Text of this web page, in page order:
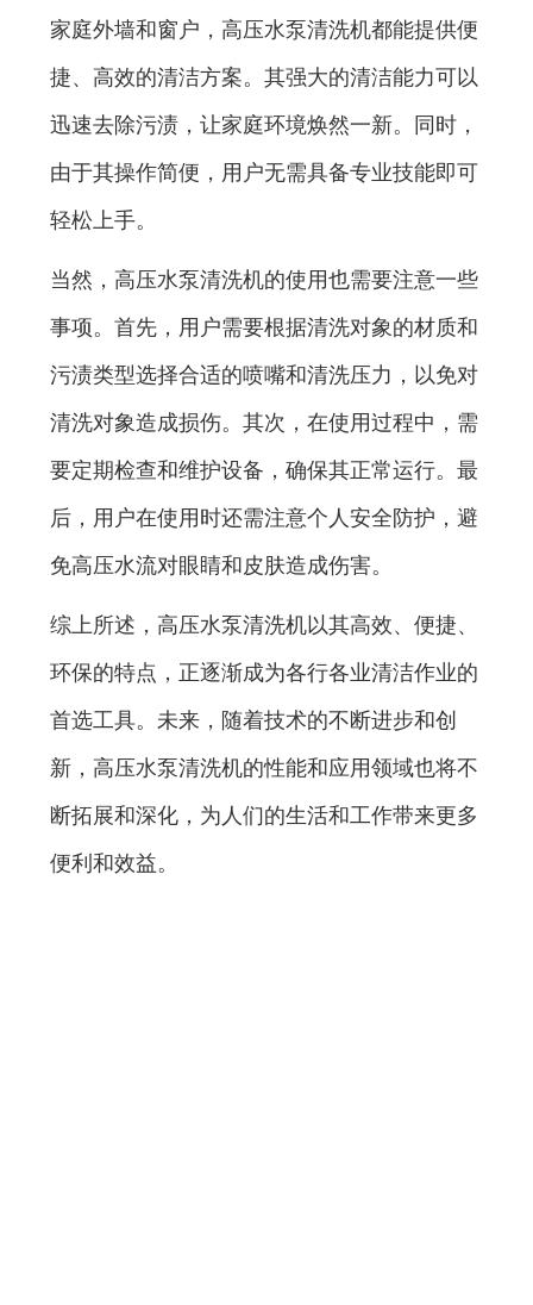
家庭外墙和窗户，高压水泵清洗机都能提供便
捷、高效的清洁方案。其强大的清洁能力可以
迅速去除污渍，让家庭环境焕然一新。同时，
由于其操作简便，用户无需具备专业技能即可
轻松上手。
当然，高压水泵清洗机的使用也需要注意一些
事项。首先，用户需要根据清洗对象的材质和
污渍类型选择合适的喷嘴和清洗压力，以免对
清洗对象造成损伤。其次，在使用过程中，需
要定期检查和维护设备，确保其正常运行。最
后，用户在使用时还需注意个人安全防护，避
免高压水流对眼睛和皮肤造成伤害。
综上所述，高压水泵清洗机以其高效、便捷、
环保的特点，正逐渐成为各行各业清洁作业的
首选工具。未来，随着技术的不断进步和创
新，高压水泵清洗机的性能和应用领域也将不
断拓展和深化，为人们的生活和工作带来更多
便利和效益。